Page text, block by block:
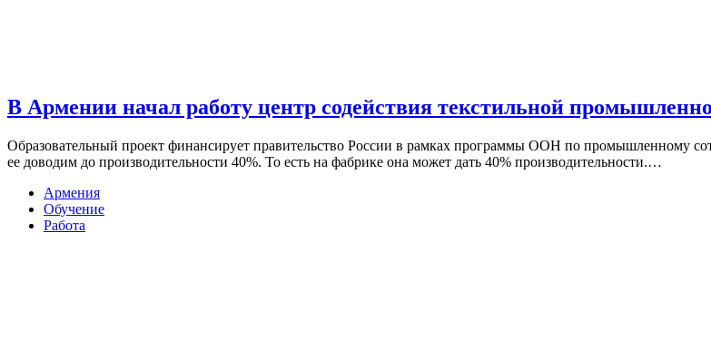
В Армении начал работу центр содействия текстильной
Образовательный проект финансирует правительство России в рамках программы ООН по промышленному
ее доводим до производительности 40%. То есть на фабрике она может дать 40% производительности.…
Армения
Обучение
Работа